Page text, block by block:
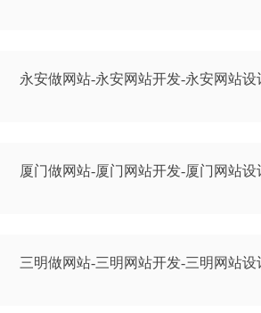
永安做网站-永安网站开发-永安网站
厦门做网站-厦门网站开发-厦门网站
三明做网站-三明网站开发-三明网站